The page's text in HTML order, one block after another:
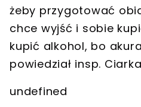
żeby przygotować
chce wyjść i sobie
kupić alkohol, bo
powiedział insp.
undefined